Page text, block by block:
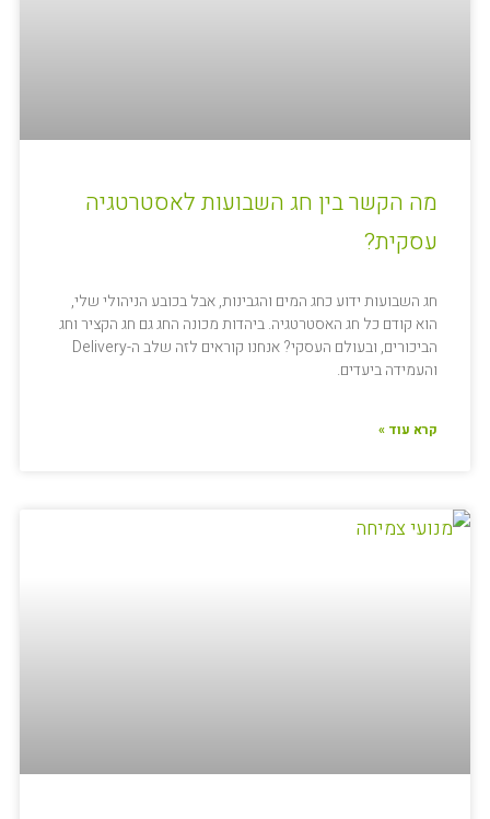
מה הקשר בין חג השבועות לאסטרטגיה
עסקית?
חג השבועות ידוע כחג המים והגבינות, אבל בכובע הניהולי שלי,
הוא קודם כל חג האסטרטגיה. ביהדות מכונה החג גם חג הקציר וחג
הביכורים, ובעולם העסקי? אנחנו קוראים לזה שלב ה-Delivery
והעמידה ביעדים.
קרא עוד »